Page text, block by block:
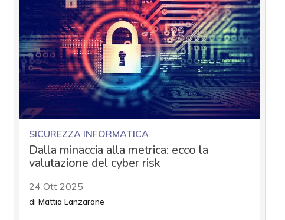
SICUREZZA INFORMATICA
Dalla minaccia alla metrica: ecco la
valutazione del cyber risk
24 Ott 2025
di Mattia Lanzarone